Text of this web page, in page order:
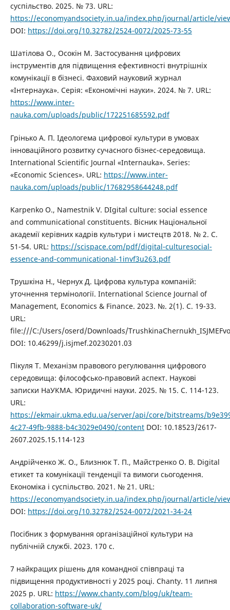
суспільство. 2025. № 73. URL:
https://economyandsociety.in.ua/index.php/journal/article/
DOI: https://doi.org/10.32782/2524-0072/2025-73-55
Шатілова О., Осокін М. Застосування цифрових
інструментів для підвищення ефективності внутрішніх
комунікації в бізнесі. Фаховий науковий журнал
«Інтернаука». Серія: «Економічні науки». 2024. № 7. URL:
https://www.inter-
nauka.com/uploads/public/172251685592.pdf
Грінько А. П. Ідеологема цифрової культури в умовах
інноваційного розвитку сучасного бізнес-середовища.
International Scientific Journal «Internauka». Series:
«Economic Sciences». URL: https://www.inter-
nauka.com/uploads/public/17682958644248.pdf
Karpenko O., Namestnik V. DIgital culture: social essence
and communicational constituents. Вісник Національної
академії керівних кадрів культури і мистецтв 2018. № 2. С.
51-54. URL: https://scispace.com/pdf/digital-culturesocial-
essence-and-communicational-1invf3u263.pdf
Трушкіна Н., Чернух Д. Цифрова культура компаній:
уточнення термінології. International Science Journal of
Management, Economics & Finance. 2023. №. 2(1). С. 19-33.
URL:
file:///C:/Users/oserd/Downloads/
DOI: 10.46299/j.isjmef.20230201.03
Пікуля Т. Механізм правового регулювання цифрового
середовища: філософсько-правовий аспект. Наукові
записки НаУКМА. Юридичні науки. 2025. № 15. С. 114-123.
URL:
https://ekmair.ukma.edu.ua/server/api/core/bitstreams/
4c27-49fb-9888-b4c3029e0490/contentDOI: 10.18523/2617-
2607.2025.15.114-123
Андрійченко Ж. О., Близнюк Т. П., Майстренко О. В. Digital
етикет та комунікації тенденції та вимоги сьогодення.
Економіка і суспільство. 2021. № 21. URL:
https://economyandsociety.in.ua/index.php/journal/article/
DOI: https://doi.org/10.32782/2524-0072/2021-34-24
Посібник з формування організаційної культури на
публічній службі. 2023. 170 с.
7 найкращих рішень для командної співпраці та
підвищення продуктивності у 2025 році. Chanty. 11 липня
2025 р. URL: https://www.chanty.com/blog/uk/team-
collaboration-software-uk/